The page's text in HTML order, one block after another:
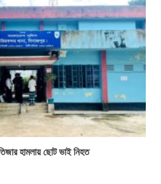
হামলায় ছোট ভাই নিহত